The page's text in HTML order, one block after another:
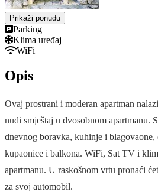
Prikaži ponudu
Parking
Klima uređaj
WiFi
Opis
Ovaj prostrani i moderan apartman
nudi smještaj u dvosobnom apartmanu.
dnevnog boravka, kuhinje i blagovaone,
kupaonice i balkona. WiFi, Sat TV i
apartmanu. U raskošnom vrtu pronaći
za svoj automobil.